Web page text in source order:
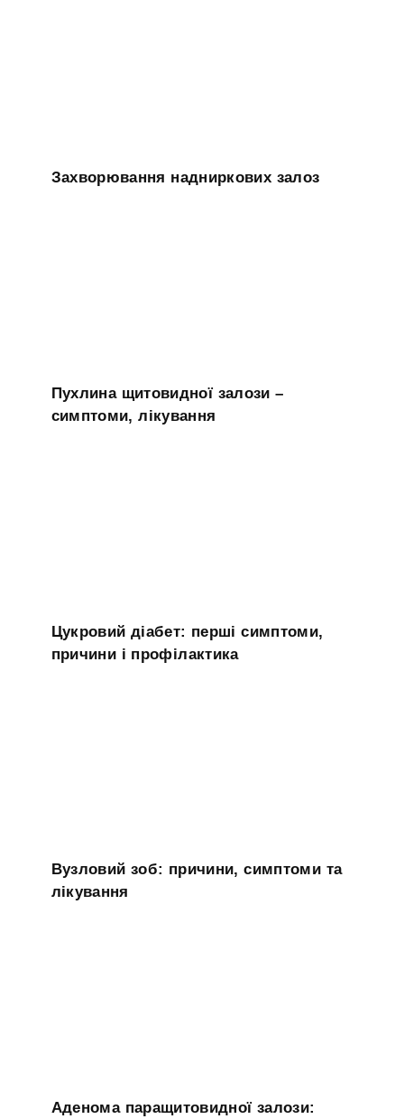
Захворювання надниркових залоз
Пухлина щитовидної залози –
симптоми, лікування
Цукровий діабет: перші симптоми,
причини і профілактика
Вузловий зоб: причини, симптоми та
лікування
Аденома паращитовидної залози: